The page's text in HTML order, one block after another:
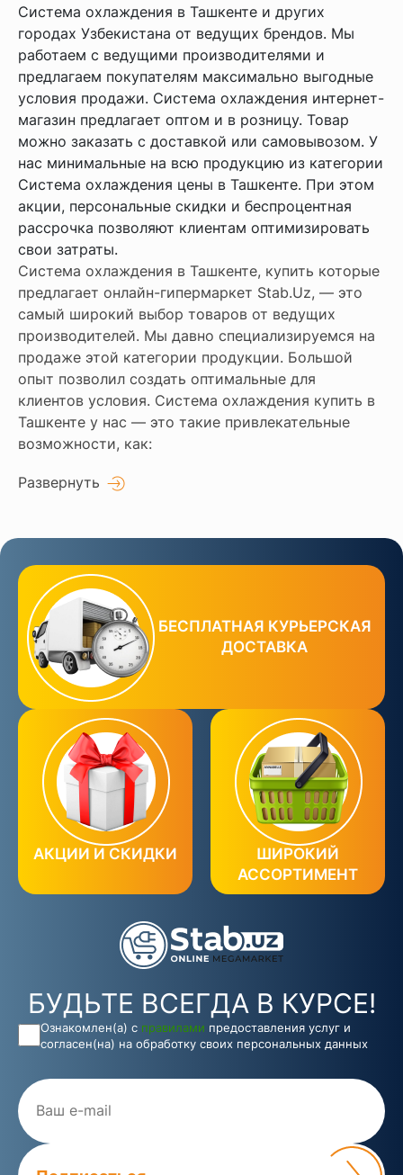
Система охлаждения в Ташкенте и других
городах Узбекистана от ведущих брендов. Мы
работаем с ведущими производителями и
предлагаем покупателям максимально выгодные
условия продажи. Система охлаждения интернет-
магазин предлагает оптом и в розницу. Товар
можно заказать с доставкой или самовывозом. У
нас минимальные на всю продукцию из категории
Система охлаждения цены в Ташкенте. При этом
акции, персональные скидки и беспроцентная
рассрочка позволяют клиентам оптимизировать
свои затраты.
Система охлаждения в Ташкенте, купить которые
предлагает онлайн-гипермаркет Stab.Uz, — это
самый широкий выбор товаров от ведущих
производителей. Мы давно специализируемся на
продаже этой категории продукции. Большой
опыт позволил создать оптимальные для
клиентов условия. Система охлаждения купить в
Ташкенте у нас — это такие привлекательные
возможности, как:
Развернуть
БЕСПЛАТНАЯ КУРЬЕРСКАЯ
ДОСТАВКА
АКЦИИ И СКИДКИ
ШИРОКИЙ
АССОРТИМЕНТ
БУДЬТЕ ВСЕГДА В КУРСЕ!
Ознакомлен(а) с правилами предоставления услуг и
согласен(на) на обработку своих персональных данных